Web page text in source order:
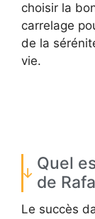
choisir la
carrelage
de la
vie.
Quel
de
Le succès